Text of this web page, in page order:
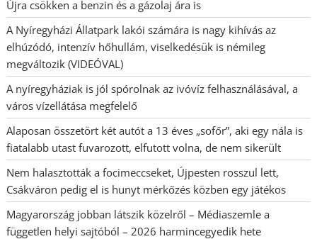
Újra csökken a benzin és a gázolaj ára is
A Nyíregyházi Állatpark lakói számára is nagy kihívás az
elhúzódó, intenzív hőhullám, viselkedésük is némileg
megváltozik (VIDEÓVAL)
A nyíregyháziak is jól spórolnak az ivóvíz felhasználásával, a
város vízellátása megfelelő
Alaposan összetört két autót a 13 éves „sofőr”, aki egy nála is
fiatalabb utast fuvarozott, elfutott volna, de nem sikerült
Nem halasztották a focimeccseket, Újpesten rosszul lett,
Csákváron pedig el is hunyt mérkőzés közben egy játékos
Magyarország jobban látszik közelről – Médiaszemle a
független helyi sajtóból – 2026 harmincegyedik hete